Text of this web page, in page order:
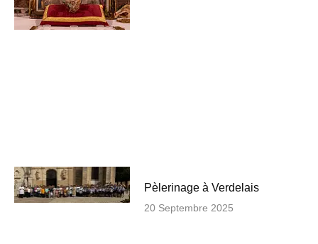
Pèlerinage à Verdelais
20 Septembre 2025